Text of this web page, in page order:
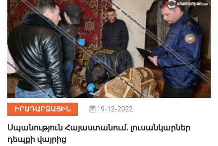
ԻՐԱԴԱՐՁԱՅԻՆ 19-12-2022
Սպանություն Հայաստանում․ լուսանկարներ
դեպքի վայրից